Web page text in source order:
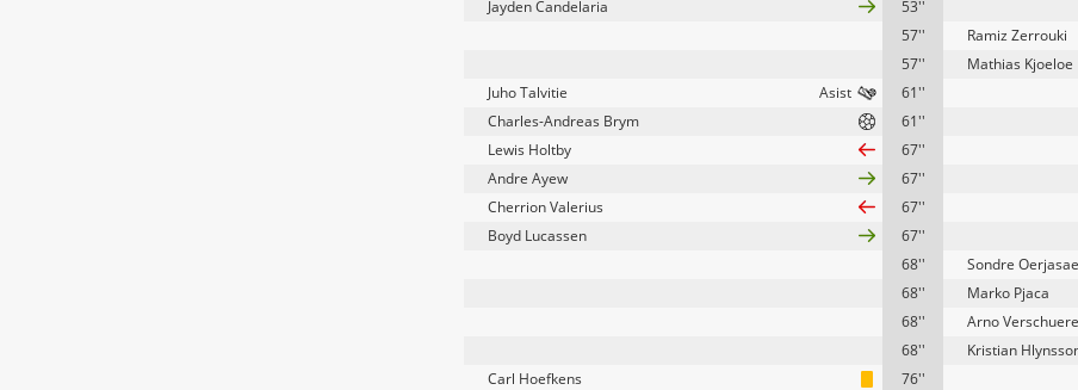
Jayden Candelaria
53''
57''
Ramiz Zerrouki
57''
Mathias Kjoeloe
Juho Talvitie
61''
Charles-Andreas Brym
61''
Lewis Holtby
67''
Andre Ayew
67''
Cherrion Valerius
67''
Boyd Lucassen
67''
68''
Sondre
68''
Marko Pjaca
68''
Arno
68''
Kristian
Carl Hoefkens
76''